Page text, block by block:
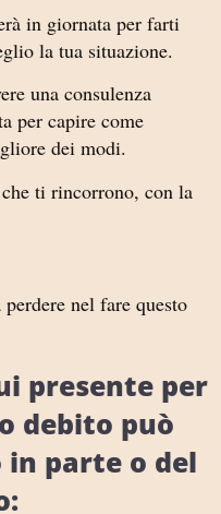
in giornata per farti
la tua situazione.
una consulenza
per capire come
dei modi.
ti rincorrono, con la
nel fare questo
presente per
debito può
in parte o del